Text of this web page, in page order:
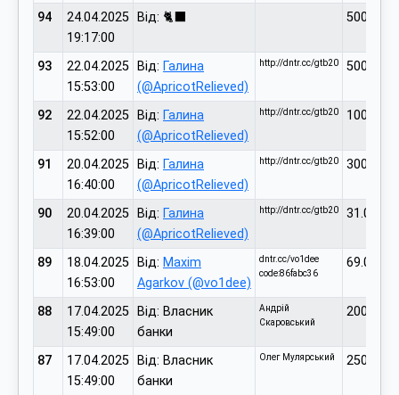
94
24.04.2025
19:17:00
Від: 🐈‍⬛ 500.00
93
22.04.2025
15:53:00
Від: Галина
(@ApricotRelieved)
http://dntr.cc/gtb20 500.00
92
22.04.2025
15:52:00
Від: Галина
(@ApricotRelieved)
http://dntr.cc/gtb20 1000.00
91
20.04.2025
16:40:00
Від: Галина
(@ApricotRelieved)
http://dntr.cc/gtb20 300.00
90
20.04.2025
16:39:00
Від: Галина
(@ApricotRelieved)
http://dntr.cc/gtb20 31.00
89
18.04.2025
16:53:00
Від: Maxim
Agarkov (@vo1dee)
dntr.cc/vo1dee
code:86fabc36
69.00
88
17.04.2025
15:49:00
Від: Власник
банки
Андрій
Скаровський
200.00
87
17.04.2025
15:49:00
Від: Власник
банки
Олег Мулярський 2500.00